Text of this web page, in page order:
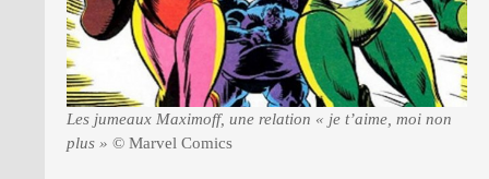
Les jumeaux Maximoff, une relation « je t’aime, moi non
plus » © Marvel Comics